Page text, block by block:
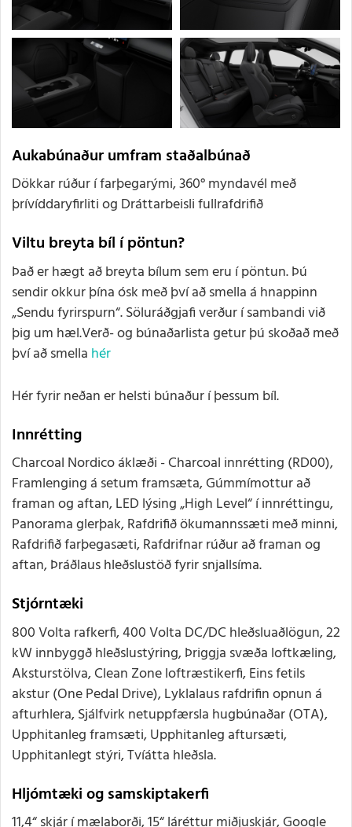
Aukabúnaður umfram staðalbúnað
Dökkar rúður í farþegarými, 360° myndavél með
þrívíddaryfirliti og Dráttarbeisli fullrafdrifið
Viltu breyta bíl í pöntun?
Það er hægt að breyta bílum sem eru í pöntun. Þú
sendir okkur þína ósk með því að smella á hnappinn
„Sendu fyrirspurn“. Söluráðgjafi verður í sambandi við
þig um hæl.Verð- og búnaðarlista getur þú skoðað með
því að smella hér
Hér fyrir neðan er helsti búnaður í þessum bíl.
Innrétting
Charcoal Nordico áklæði - Charcoal innrétting (RD00),
Framlenging á setum framsæta, Gúmmímottur að
framan og aftan, LED lýsing „High Level“ í innréttingu,
Panorama glerþak, Rafdrifið ökumannssæti með minni,
Rafdrifið farþegasæti, Rafdrifnar rúður að framan og
aftan, Þráðlaus hleðslustöð fyrir snjallsíma.
Stjórntæki
800 Volta rafkerfi, 400 Volta DC/DC hleðsluaðlögun, 22
kW innbyggð hleðslustýring, Þriggja svæða loftkæling,
Aksturstölva, Clean Zone loftræstikerfi, Eins fetils
akstur (One Pedal Drive), Lyklalaus rafdrifin opnun á
afturhlera, Sjálfvirk netuppfærsla hugbúnaðar (OTA),
Upphitanleg framsæti, Upphitanleg aftursæti,
Upphitanlegt stýri, Tvíátta hleðsla.
Hljómtæki og samskiptakerfi